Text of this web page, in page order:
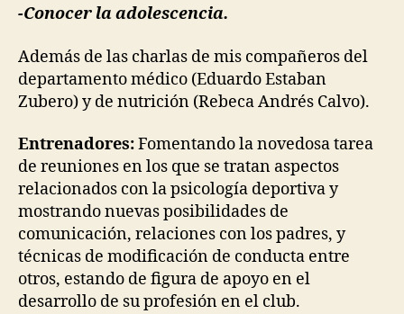
-Conocer la adolescencia.
Además de las charlas de mis compañeros del
departamento médico (Eduardo Estaban
Zubero) y de nutrición (Rebeca Andrés Calvo).
Entrenadores:Fomentando la novedosa tarea
de reuniones en los que se tratan aspectos
relacionados con la psicología deportiva y
mostrando nuevas posibilidades de
comunicación, relaciones con los padres, y
técnicas de modificación de conducta entre
otros, estando de figura de apoyo en el
desarrollo de su profesión en el club.